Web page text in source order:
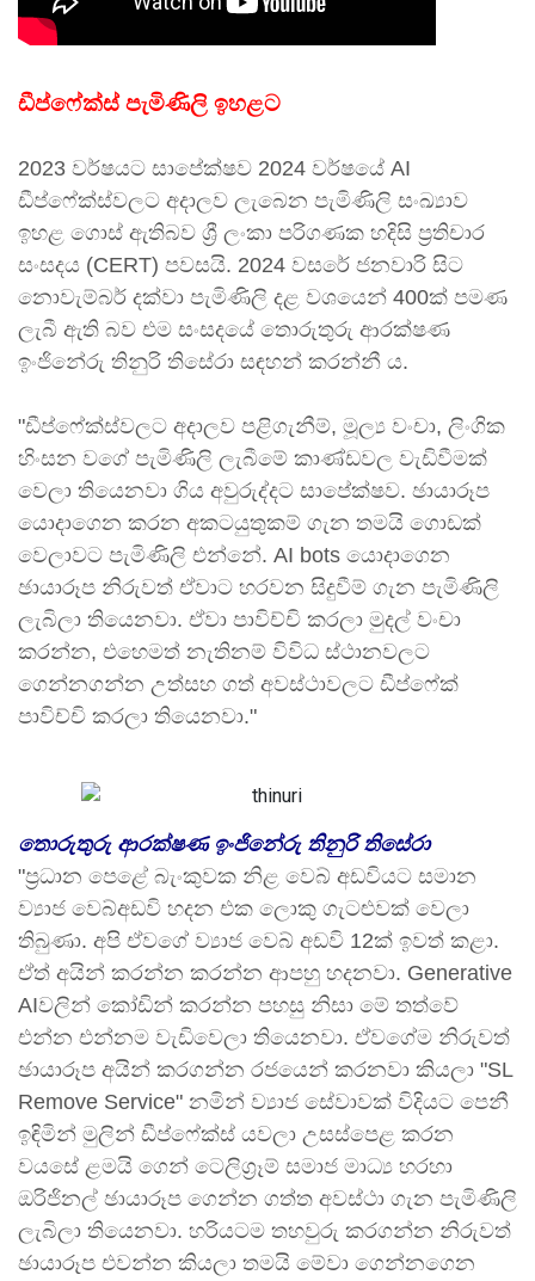
ඩීප්ෆේක්ස් පැමිණිලි ඉහළට
2023 වර්ෂයට සාපේක්ෂව 2024 වර්ෂයේ AI
ඩීප්ෆේක්ස්වලට අදාලව ලැබෙන පැමිණිලි සංඛ්‍යාව
ඉහළ ගොස් ඇතිබව ශ්‍රී ලංකා පරිගණක හදිසි ප්‍රතිචාර
සංසදය (CERT) පවසයි. 2024 වසරේ ජනවාරි සිට
නොවැම්බර් දක්වා පැමිණිලි දළ වශයෙන් 400ක් පමණ
ලැබී ඇති බව එම සංසදයේ තොරුතුරු ආරක්ෂණ
ඉංජිනේරු තිනුරි තිසේරා සඳහන් කරන්නී ය.
"ඩීප්ෆේක්ස්වලට අදාලව පළිගැනීම්, මූල්‍ය වංචා, ලිංගික
හිංසන වගේ පැමිණිලි ලැබීමේ කාණ්ඩවල වැඩිවීමක්
වෙලා තියෙනවා ගිය අවුරුද්දට සාපේක්ෂව. ඡායාරූප
යොදාගෙන කරන අකටයුතුකම් ගැන තමයි ගොඩක්
වෙලාවට පැමිණිලි එන්නේ. AI bots යොදාගෙන
ඡායාරූප නිරුවත් ඒවාට හරවන සිදුවීම් ගැන පැමිණිලි
ලැබිලා තියෙනවා. ඒවා පාවිච්චි කරලා මුදල් වංචා
කරන්න, එහෙමත් නැතිනම් විවිධ ස්ථානවලට
ගෙන්නගන්න උත්සහ ගත් අවස්ථාවලට ඩීප්ෆේක්
පාවිච්චි කරලා තියෙනවා."
තොරුතුරු ආරක්ෂණ ඉංජිනේරු තිනුරි තිසේරා
"ප්‍රධාන පෙළේ බැංකුවක නිළ වෙබ් අඩවියට සමාන
ව්‍යාජ වෙබ්අඩවි හදන එක ලොකු ගැටළුවක් වෙලා
තිබුණා. අපි ඒවගේ ව්‍යාජ වෙබ් අඩවි 12ක් ඉවත් කළා.
ඒත් අයින් කරන්න කරන්න ආපහු හදනවා. Generative
AIවලින් කෝඩින් කරන්න පහසු නිසා මේ තත්වේ
එන්න එන්නම වැඩිවෙලා තියෙනවා. ඒවගේම නිරුවත්
ඡායාරූප අයින් කරගන්න රජයෙන් කරනවා කියලා "SL
Remove Service" නමින් ව්‍යාජ සේවාවක් විදියට පෙනී
ඉඳිමින් මුලින් ඩීප්ෆේක්ස් යවලා උසස්පෙළ කරන
වයසේ ළමයි ගෙන් ටෙලිග්‍රෑම් සමාජ මාධ්‍ය හරහා
ඔරිජිනල් ඡායාරූප ගෙන්න ගත්ත අවස්ථා ගැන පැමිණිලි
ලැබිලා තියෙනවා. හරියටම තහවුරු කරගන්න නිරුවත්
ඡායාරූප එවන්න කියලා තමයි මේවා ගෙන්නගෙන